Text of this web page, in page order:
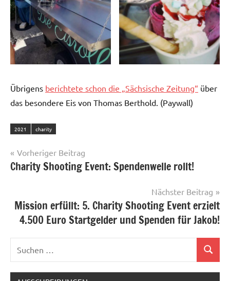
Übrigens berichtete schon die „Sächsische Zeitung“ über
das besondere Eis von Thomas Berthold. (Paywall)
2021 charity
Beitragsnavigation
Vorheriger Beitrag
Charity Shooting Event: Spendenwelle rollt!
Nächster Beitrag
Mission erfüllt: 5. Charity Shooting Event erzielt
4.500 Euro Startgelder und Spenden für Jakob!
Suchen